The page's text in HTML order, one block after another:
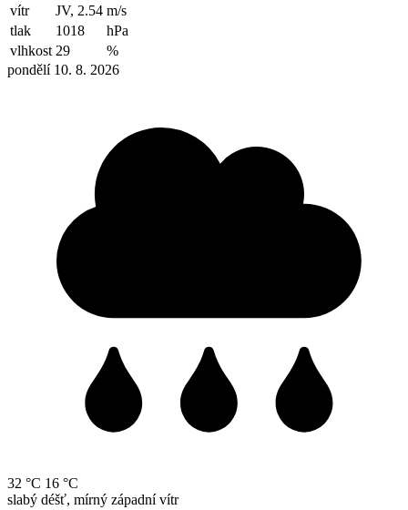
vítr
JV, 2.54 m/s
tlak
1018
hPa
vlhkost 29
%
pondělí 10. 8. 2026
32 °C 16 °C
slabý déšť, mírný západní vítr